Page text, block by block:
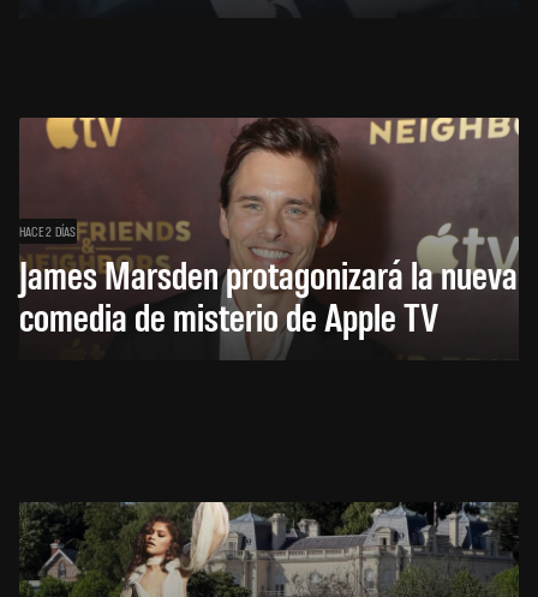
HACE 2 DÍAS
James Marsden protagonizará la nueva
comedia de misterio de Apple TV